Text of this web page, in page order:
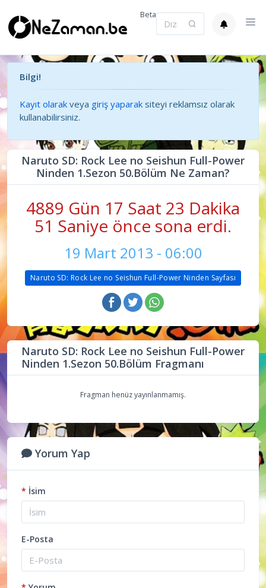
Beta
Bilgi!
Kayıt olarak veya giriş yaparak siteyi reklamsız olarak
kullanabilirsiniz.
Naruto SD: Rock Lee no Seishun Full-Power
Ninden 1.Sezon 50.Bölüm Ne Zaman?
4889 Gün 17 Saat 23 Dakika
52 Saniye önce sona erdi.
19 Mart 2013 - 06:00
Naruto SD: Rock Lee no Seishun Full-Power Ninden Sayfası
Naruto SD: Rock Lee no Seishun Full-Power
Ninden 1.Sezon 50.Bölüm Fragmanı
Fragman henüz yayınlanmamış.
Yorum Yap
* İsim
E-Posta